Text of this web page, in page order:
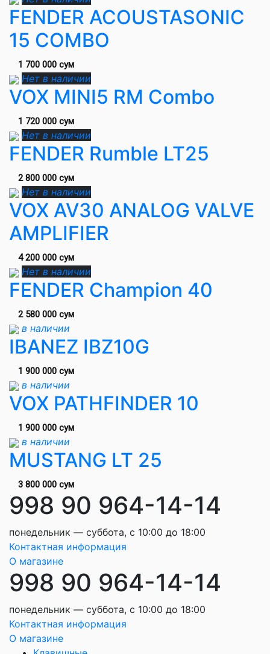
FENDER ACOUSTASONIC
15 COMBO
1 700 000 сум
Нет в наличии
VOX MINI5 RM Combo
1 720 000 сум
Нет в наличии
FENDER Rumble LT25
2 800 000 сум
Нет в наличии
VOX AV30 ANALOG VALVE
AMPLIFIER
4 200 000 сум
Нет в наличии
FENDER Champion 40
2 580 000 сум
в наличии
IBANEZ IBZ10G
1 900 000 сум
в наличии
VOX PATHFINDER 10
1 900 000 сум
в наличии
MUSTANG LT 25
3 800 000 сум
998 90 964-14-14
понедельник — суббота, с 10:00 до 18:00
Контактная информация
О магазине
998 90 964-14-14
понедельник — суббота, с 10:00 до 18:00
Контактная информация
О магазине